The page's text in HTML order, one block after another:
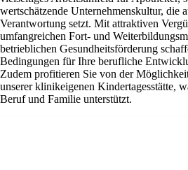
wertschätzende Unternehmenskultur, die
Verantwortung setzt. Mit attraktiven
umfangreichen Fort- und
betrieblichen Gesundheitsförderung
Bedingungen für Ihre berufliche
Zudem profitieren Sie von der
unserer klinikeigenen Kindertagesstätte,
Beruf und Familie unterstützt.